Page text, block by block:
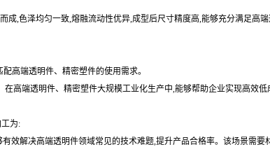
成,色泽均匀一致,熔融流动性优异,成型后尺寸精度高,能够充分满足
高端透明件、精密塑件的使用需求。
高端透明件、精密塑件大规模工业化生产中,能够帮助企业实现高效
为:
效解决高端透明件领域常见的技术难题,提升产品合格率。该场景需要